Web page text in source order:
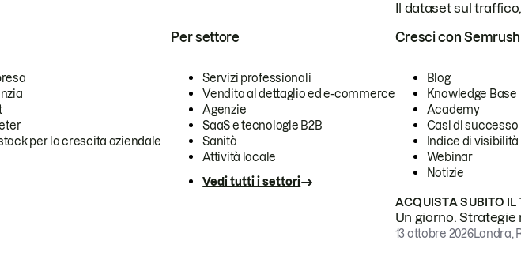
Il dataset sul
per la crescita aziendale
Per settore
Servizi professionali
Vendita al dettaglio ed e-commerce
Agenzie
SaaS e tecnologie B2B
Sanità
Attività locale
Vedi tutti i settori
Cresci con Semrush
Blog
Knowledge Base
Academy
Casi di successo
Indice di visibilità
Webinar
Notizie
ACQUISTA SUBITO IL
Un giorno.
13 ottobre 2026Londra,